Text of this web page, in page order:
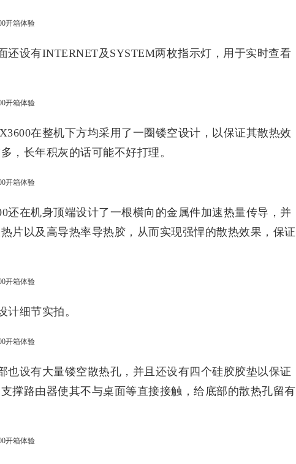
还设有INTERNET及SYSTEM两枚指示灯，用于实时查看
在整机下方均采用了一圈镂空设计，以保证其散热效
，长年积灰的话可能不好打理。
还在机身顶端设计了一根横向的金属件加速热量传导，并
片以及高导热率导热胶，从而实现强悍的散热效果，保证
计细节实拍。
也设有大量镂空散热孔，并且还设有四个硅胶胶垫以保证
撑路由器使其不与桌面等直接接触，给底部的散热孔留有